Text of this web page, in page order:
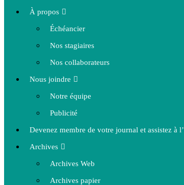
À propos
Échéancier
Nos stagiaires
Nos collaborateurs
Nous joindre
Notre équipe
Publicité
Devenez membre de votre journal et assistez à
Archives
Archives Web
Archives papier